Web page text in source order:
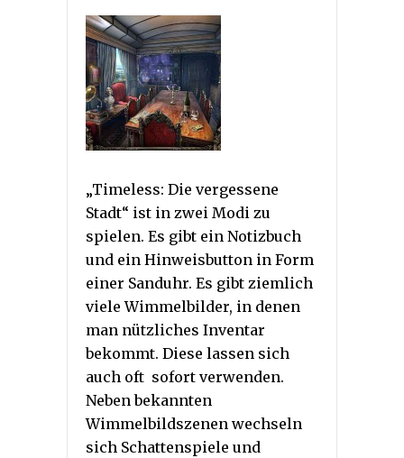
„Timeless: Die vergessene
Stadt“ ist in zwei Modi zu
spielen. Es gibt ein Notizbuch
und ein Hinweisbutton in Form
einer Sanduhr. Es gibt ziemlich
viele Wimmelbilder, in denen
man nützliches Inventar
bekommt. Diese lassen sich
auch oft sofort verwenden.
Neben bekannten
Wimmelbildszenen wechseln
sich Schattenspiele und